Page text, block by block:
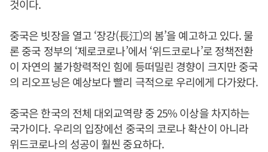
것이다.
중국은 빗장을 열고 ‘장강(長江)의 봄’을 예고하고 있다. 물
론 중국 정부의 ‘제로코로나’에서 ‘위드코로나’로 정책전환
이 자연의 불가항력적인 힘에 등떠밀린 경향이 크지만 중국
의 리오프닝은 예상보다 빨리 극적으로 우리에게 다가왔다.
중국은 한국의 전체 대외교역량 중 25% 이상을 차지하는
국가이다. 우리의 입장에선 중국의 코로나 확산이 아니라
위드코로나의 성공이 훨씬 중요하다.